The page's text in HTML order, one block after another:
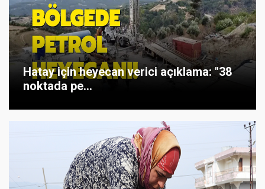
Hatay için heyecan verici açıklama: "38
noktada pe...